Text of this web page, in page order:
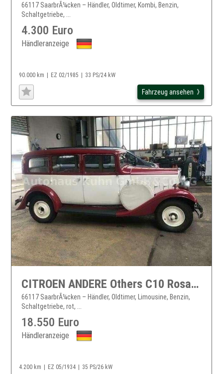
66117 SaarbrÃ¼cken – Händler, Oldtimer, Kombi, Benzin,
Schaltgetriebe, ...
4.300 Euro
Händleranzeige
90.000 km EZ 02/1985 33 PS/24 kW
Fahrzeug ansehen
CITROEN ANDERE Others C10 Rosalie / deut. Papiere/ VOLLRESTAURI
66117 SaarbrÃ¼cken – Händler, Oldtimer, Limousine, Benzin,
Schaltgetriebe, rot, ...
18.550 Euro
Händleranzeige
4.200 km EZ 05/1934 35 PS/26 kW